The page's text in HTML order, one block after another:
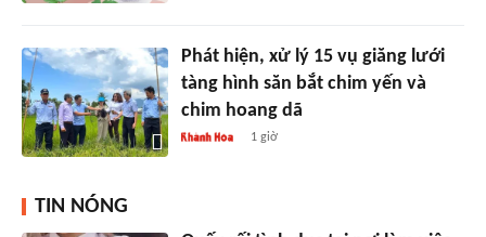
Phát hiện, xử lý 15 vụ giăng lưới
tàng hình săn bắt chim yến và
chim hoang dã
1 giờ
TIN NÓNG